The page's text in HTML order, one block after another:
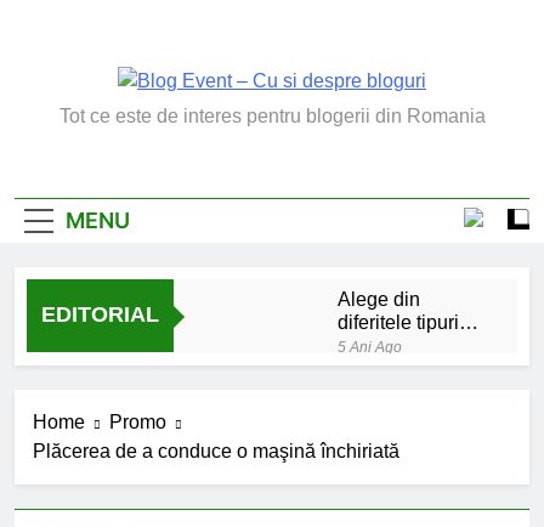
Blog Event – Cu Si
Tot ce este de interes pentru blogerii din Romania
MENU
EDITORIAL
Alege din
diferitele tipuri
de bratara de
argint
5 Ani Ago
invatate de la copilul
meu
Home
Promo
Plăcerea de a conduce o maşină închiriată